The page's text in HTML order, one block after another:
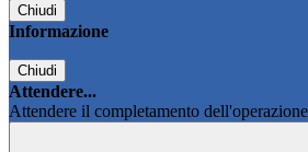
Chiudi
Informazione
Chiudi
Attendere...
Attendere il completamento